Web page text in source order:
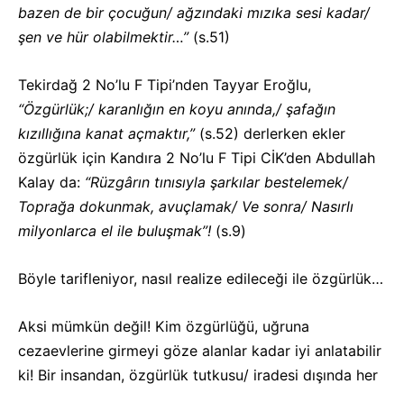
bazen de bir çocuğun/ ağzındaki mızıka sesi kadar/
şen ve hür olabilmektir…”(s.51)
Tekirdağ 2 No’lu F Tipi’nden Tayyar Eroğlu,
“Özgürlük;/ karanlığın en koyu anında,/ şafağın
kızıllığına kanat açmaktır,”(s.52) derlerken ekler
özgürlük için Kandıra 2 No’lu F Tipi CİK’den Abdullah
Kalay da: “Rüzgârın tınısıyla şarkılar bestelemek/
Toprağa dokunmak, avuçlamak/ Ve sonra/ Nasırlı
milyonlarca el ile buluşmak”! (s.9)
Böyle tarifleniyor, nasıl realize edileceği ile özgürlük…
Aksi mümkün değil! Kim özgürlüğü, uğruna
cezaevlerine girmeyi göze alanlar kadar iyi anlatabilir
ki! Bir insandan, özgürlük tutkusu/ iradesi dışında her